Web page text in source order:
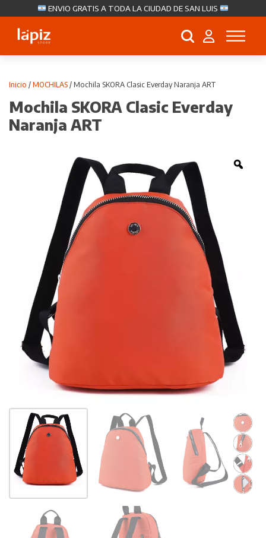
ENVIO GRATIS A TODA LA CIUDAD DE SAN LUIS
Búsqueda
Inicio / MOCHILAS / Mochila SKORA Clasic Everday Naranja ART
Mochila SKORA Clasic Everday
Naranja ART